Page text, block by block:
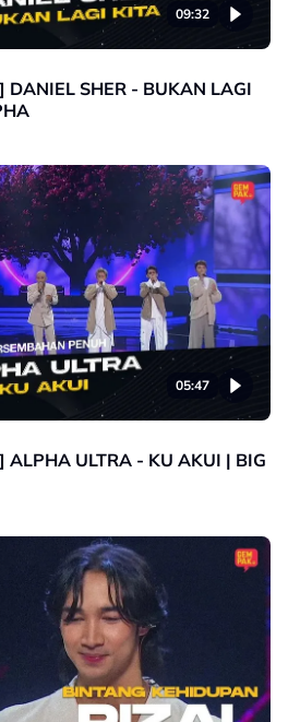
09:32
SHER - BUKAN LAGI
05:47
ULTRA - KU AKUI | BIG